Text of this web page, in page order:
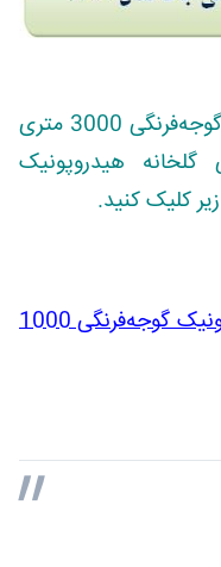
طرح توجیهی گلخانه هیدروپونیک گوجه‌فرنگی 3000 متری
هیدروپونیک
دانلود طرح توجیهی گلخانه هیدروپونیک گوجه‌فرنگی 1000